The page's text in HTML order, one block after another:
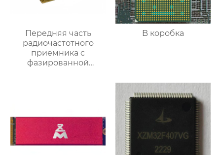
Передняя часть
радиочастотного
приемника c
фазированной
B коробка